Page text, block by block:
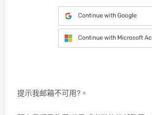
提示我邮箱不可用?。